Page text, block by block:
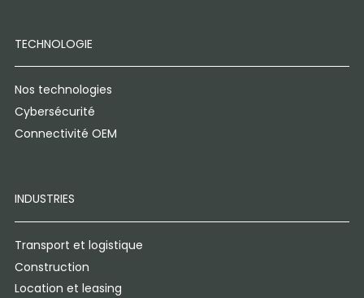
TECHNOLOGIE
Nos technologies
Cybersécurité
Connectivité OEM
INDUSTRIES
Transport et logistique
Construction
Location et leasing